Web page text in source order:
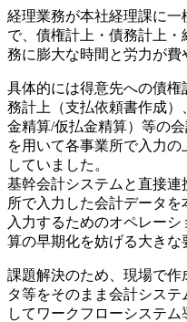
経理業務が本社経理課に
で、債権計上・債務計上
務に膨大な時間と労力が費
具体的には得意先への債
務計上（支払依頼書作成
金精算/仮払金精算）等の
を用いて各事業所で入力
していました。
基幹会計システムと直接
所で入力した会計データ
入力するためのオペレー
算の早期化を妨げる大きな
課題解決のため、現場で
タ等をそのまま会計シス
してワークフローシステム